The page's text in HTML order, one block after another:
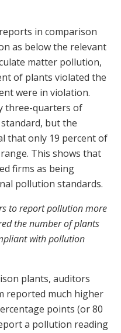
in comparison
as below the relevant
matter pollution,
of plants violated the
were in violation.
three-quarters of
but the
that only 19 percent of
This shows that
firms as being
pollution standards.
to report pollution more
the number of plants
with pollution
plants, auditors
reported much higher
points (or 80
a pollution reading